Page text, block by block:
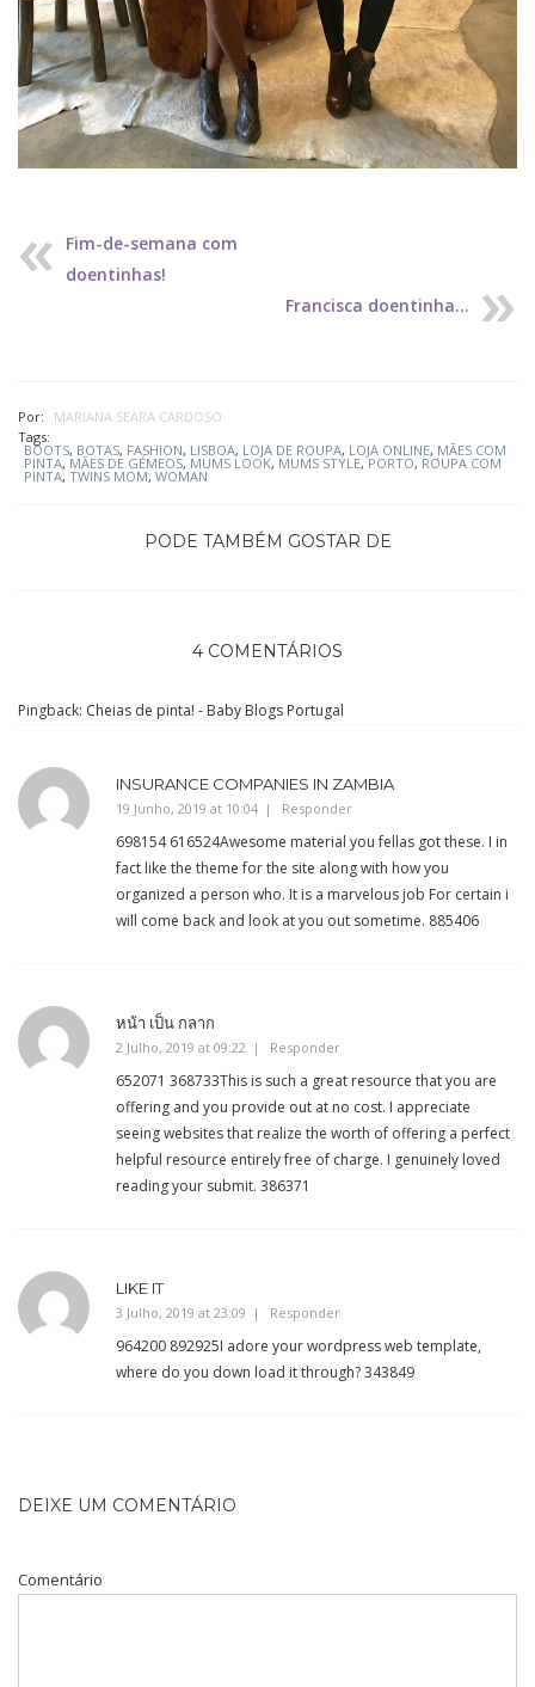
Fim-de-semana com
doentinhas!
Francisca doentinha...
Por:
MARIANA SEARA CARDOSO
Tags:
BOOTS, BOTAS, FASHION, LISBOA, LOJA DE ROUPA, LOJA ONLINE, MÃES COM
PINTA, MÃES DE GÉMEOS, MUMS LOOK, MUMS STYLE,PORTO, ROUPA COM
PINTA, TWINS MOM, WOMAN
PODE TAMBÉM GOSTAR DE
4 COMENTÁRIOS
Pingback: Cheias de pinta! - Baby Blogs Portugal
INSURANCE COMPANIES IN ZAMBIA
19 Junho, 2019 at 10:04 Responder
698154 616524Awesome material you fellas got these. I in
fact like the theme for the site along with how you
organized a person who. It is a marvelous job For certain i
will come back and look at you out sometime. 885406
หน้า เป็น กลาก
2 Julho, 2019 at 09:22 Responder
652071 368733This is such a great resource that you are
offering and you provide out at no cost. I appreciate
seeing websites that realize the worth of offering a perfect
helpful resource entirely free of charge. I genuinely loved
reading your submit. 386371
LIKE IT
3 Julho, 2019 at 23:09 Responder
964200 892925I adore your wordpress web template,
where do you down load it through? 343849
DEIXE UM COMENTÁRIO
Comentário